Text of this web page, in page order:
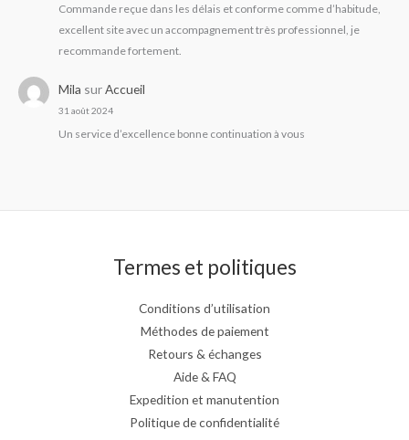
Commande reçue dans les délais et conforme comme d’habitude,
excellent site avec un accompagnement très professionnel, je
recommande fortement.
Mila surAccueil
31 août 2024
Un service d’excellence bonne continuation à vous
Termes et politiques
Conditions d’utilisation
Méthodes de paiement
Retours & échanges
Aide & FAQ
Expedition et manutention
Politique de confidentialité